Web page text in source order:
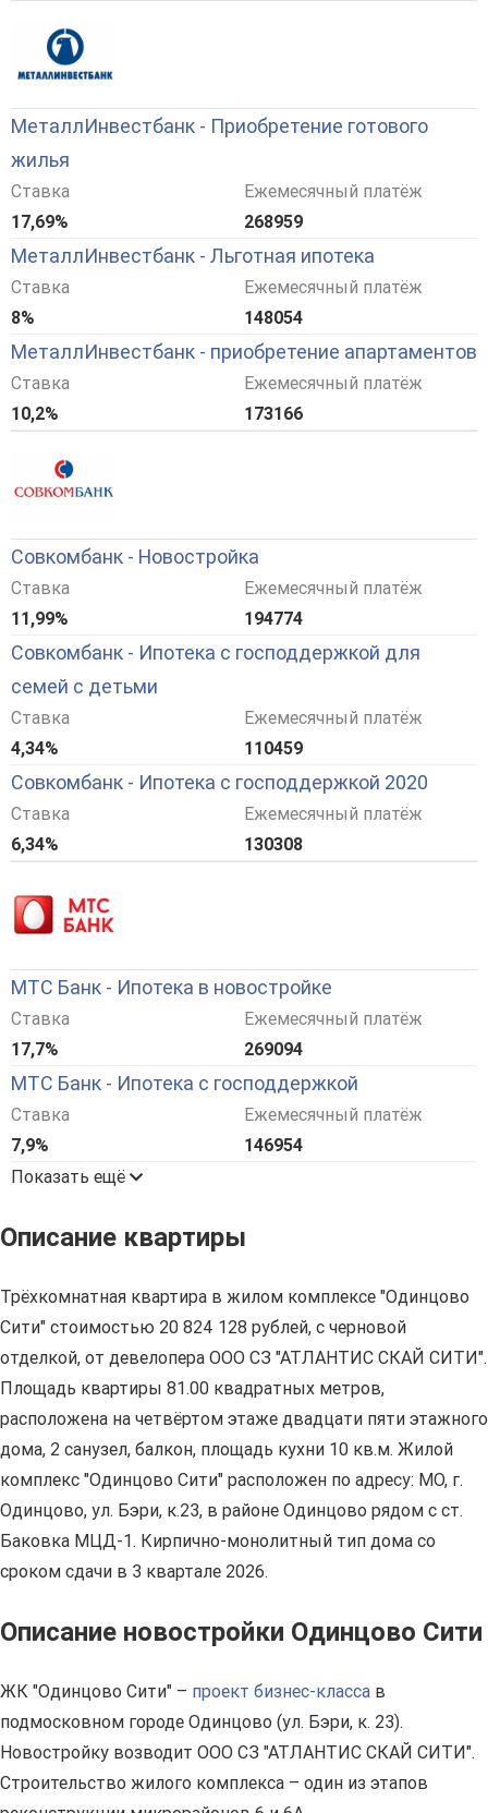
МеталлИнвестбанк - Приобретение готового
жилья
Ставка
17,69%
Ежемесячный платёж
268959
МеталлИнвестбанк - Льготная ипотека
Ставка
8%
Ежемесячный платёж
148054
МеталлИнвестбанк - приобретение апартаментов
Ставка
10,2%
Ежемесячный платёж
173166
Совкомбанк - Новостройка
Ставка
11,99%
Ежемесячный платёж
194774
Совкомбанк - Ипотека с господдержкой для
семей с детьми
Ставка
4,34%
Ежемесячный платёж
110459
Совкомбанк - Ипотека с господдержкой 2020
Ставка
6,34%
Ежемесячный платёж
130308
МТС Банк - Ипотека в новостройке
Ставка
17,7%
Ежемесячный платёж
269094
МТС Банк - Ипотека с господдержкой
Ставка
7,9%
Ежемесячный платёж
146954
Показать ещё
Описание квартиры
Трёхкомнатная квартира в жилом комплексе "Одинцово
Сити" стоимостью 20 824 128 рублей, с черновой
отделкой, от девелопера ООО СЗ "АТЛАНТИС СКАЙ СИТИ".
Площадь квартиры 81.00 квадратных метров,
расположена на четвёртом этаже двадцати пяти этажного
дома, 2 санузел, балкон, площадь кухни 10 кв.м. Жилой
комплекс "Одинцово Сити" расположен по адресу: МО, г.
Одинцово, ул. Бэри, к.23, в районе Одинцово рядом с ст.
Баковка МЦД-1. Кирпично-монолитный тип дома со
сроком сдачи в 3 квартале 2026.
Описание новостройки Одинцово Сити
ЖК "Одинцово Сити" – проект бизнес-класса в
подмосковном городе Одинцово (ул. Бэри, к. 23).
Новостройку возводит ООО СЗ "АТЛАНТИС СКАЙ СИТИ".
Строительство жилого комплекса – один из этапов